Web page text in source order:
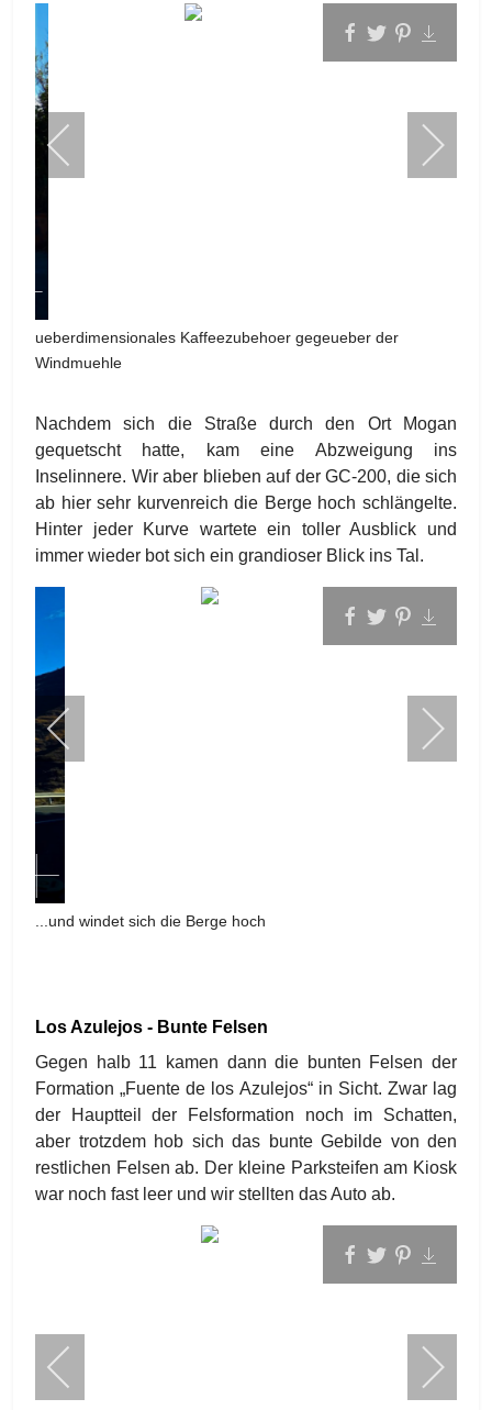
ueberdimensionales Kaffeezubehoer gegeueber der
Windmuehle
Nachdem sich die Straße durch den Ort Mogan
gequetscht hatte, kam eine Abzweigung ins
Inselinnere. Wir aber blieben auf der GC-200, die sich
ab hier sehr kurvenreich die Berge hoch schlängelte.
Hinter jeder Kurve wartete ein toller Ausblick und
immer wieder bot sich ein grandioser Blick ins Tal.
...und windet sich die Berge hoch
Los Azulejos - Bunte Felsen
Gegen halb 11 kamen dann die bunten Felsen der
Formation „Fuente de los Azulejos“ in Sicht. Zwar lag
der Hauptteil der Felsformation noch im Schatten,
aber trotzdem hob sich das bunte Gebilde von den
restlichen Felsen ab. Der kleine Parksteifen am Kiosk
war noch fast leer und wir stellten das Auto ab.